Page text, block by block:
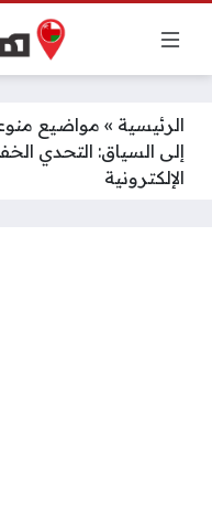
الرئيسية » مواضيع
إلى السياق: التحدي
الإلكترونية